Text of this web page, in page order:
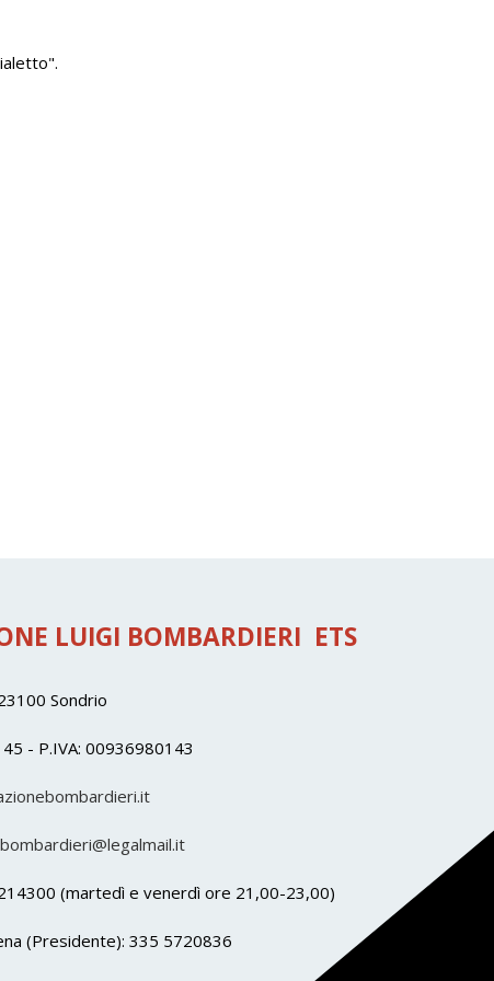
LUIGI BOMBARDIERI ETS
Sondrio
- P.IVA: 00936980143
(martedì e venerdì ore 21,00-23,00)
(Presidente): 335 5720836